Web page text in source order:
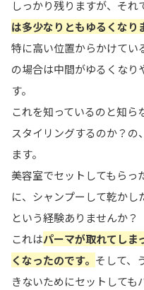
しっかり残りますが、それ
は多少なりともゆるくなり
特に高い位置からかけてい
の場合は中間がゆるくなり
す。
これを知っているのと知ら
スタイリングするのか？の
ます。
美容室でセットしてもらっ
に、シャンプーして乾かし
という経験ありませんか？
これはパーマが取れてしま
くなったのです。 そして、
きないためにセットしても